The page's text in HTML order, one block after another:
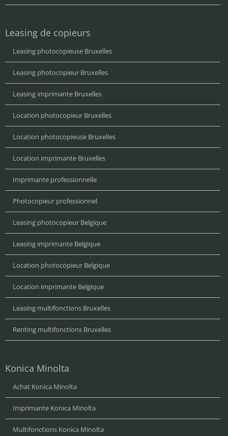
Leasing de copieurs
Leasing photocopieuse Bruxelles
Leasing photocopieur Bruxelles
Leasing imprimante Bruxelles
Location photocopieur Bruxelles
Location photocopieuse Bruxelles
Location imprimante Bruxelles
Imprimante professionnelle
Photocopieur professionnel
Leasing photocopieur Belgique
Leasing imprimante Belgique
Location photocopieur Belgique
Location imprimante Belgique
Leasing multifonctions Bruxelles
Renting multifonctions Bruxelles
Konica Minolta
Achat Konica Minolta
Imprimante Konica Minolta
Multifonctions Konica Minolta